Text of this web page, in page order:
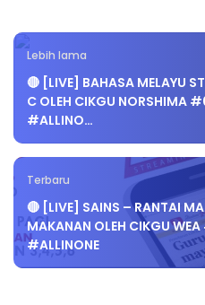
Lebih lama
🔴 [LIVE] BAHASA MELAYU
C OLEH CIKGU NORSHIMA
#ALLINO…
Terbaru
🔴 [LIVE] SAINS – RANTAI
MAKANAN OLEH CIKGU
#ALLINONE